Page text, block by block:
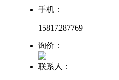
手机：
15817287769
询价：
联系人：